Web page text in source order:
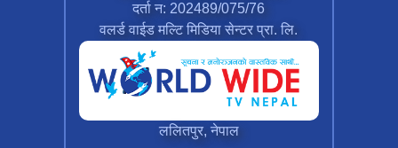
दर्ता न: 202489/075/76
वलर्ड वाईड मल्टि मिडिया सेन्टर प्रा. लि.
ललितपुर, नेपाल